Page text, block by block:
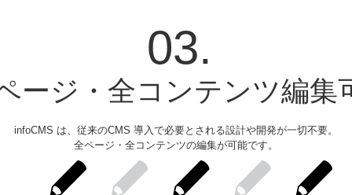
03.
ージ・全コンテンツ編集
infoCMS は、従来のCMS 導入で必要とされる設計や開発が一切不要。
全ページ・全コンテンツの編集が可能です。